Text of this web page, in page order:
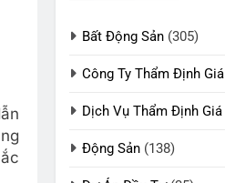
Bất Động Sản (305)
Công Ty Thẩm Định Giá
Dịch Vụ Thẩm Định Giá
Động Sản (138)